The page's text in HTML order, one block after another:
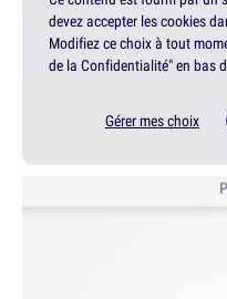
devez accepter les cookies
Modifiez ce choix à tout
de la Confidentialité" en bas
Gérer mes choix